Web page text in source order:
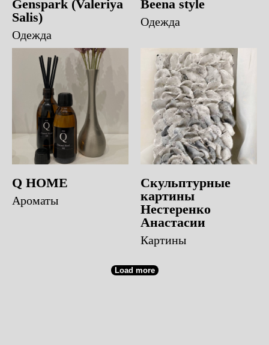
Genspark (Valeriya
Salis)
Одежда
Beena style
Одежда
Q HOME
Ароматы
Скульптурные
картины
Нестеренко
Анастасии
Картины
Load more